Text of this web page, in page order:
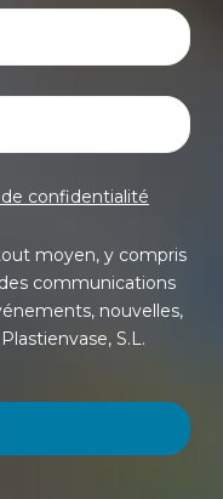
confidentialité
moyen, y compris
communications
nouvelles,
S.L.